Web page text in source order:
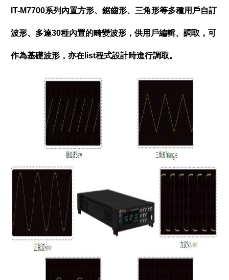
IT-M7700系列內置方形、鋸齒形、三角形等多種用戶自訂
波形、多達30種內置的畸變波形，供用戶編輯、調取，可
作為基礎波形，亦在list程式設計時進行調取。